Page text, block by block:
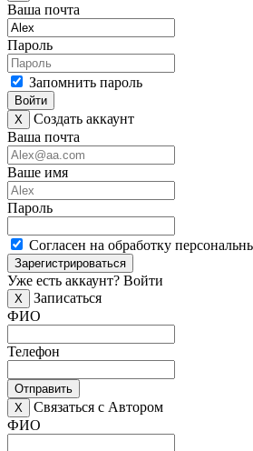
Ваша почта
Пароль
Запомнить пароль
Войти
X
Создать аккаунт
Ваша почта
Ваше имя
Пароль
Согласен на обработку
Зарегистрироваться
Уже есть аккаунт? Войти
X
Записаться
ФИО
Телефон
Отправить
X
Связаться с Автором
ФИО